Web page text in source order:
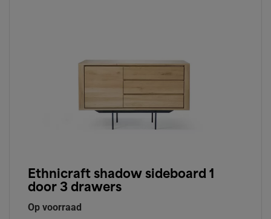
Ethnicraft shadow sideboard 1
door 3 drawers
Op voorraad